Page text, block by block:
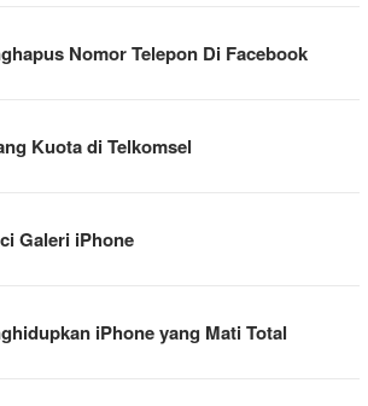
Nomor Telepon Di Facebook
Kuota di Telkomsel
Galeri iPhone
iPhone yang Mati Total